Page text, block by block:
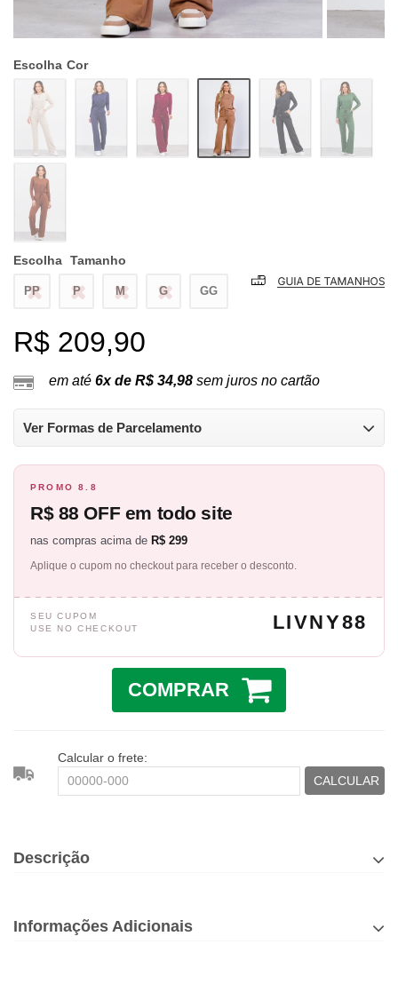
Escolha Cor
Escolha Tamanho
PP P M G GG
R$ 209,90
em até 6x de R$ 34,98 sem juros no cartão
Ver Formas de Parcelamento
PROMO 8.8
R$ 88 OFF em todo site
nas compras acima de R$ 299
Aplique o cupom no checkout para receber o desconto.
SEU CUPOM
USE NO CHECKOUT
LIVNY88
COMPRAR
Calcular o frete:
CALCULAR
Descrição
Informações Adicionais